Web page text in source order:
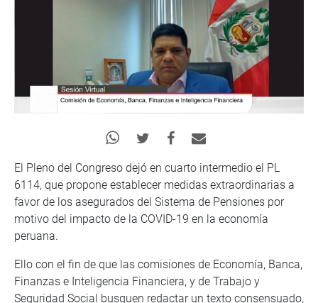
El Pleno del Congreso dejó en cuarto intermedio el PL
6114, que propone establecer medidas extraordinarias a
favor de los asegurados del Sistema de Pensiones por
motivo del impacto de la COVID-19 en la economía
peruana.
Ello con el fin de que las comisiones de Economía, Banca,
Finanzas e Inteligencia Financiera, y de Trabajo y
Seguridad Social busquen redactar un texto consensuado,